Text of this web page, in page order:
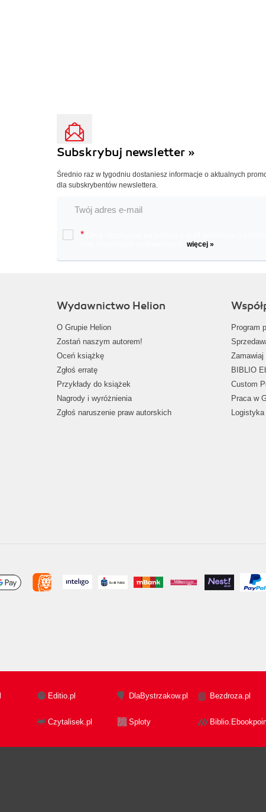
Subskrybuj newsletter »
Średnio raz w tygodniu dostaniesz informacje o aktualnych
dla subskrybentów newslettera.
*
więcej »
Wydawnictwo Helion
O Grupie Helion
Zostań naszym autorem!
Oceń książkę
Zgłoś erratę
Przykłady do książek
Nagrody i wyróżnienia
Zgłoś naruszenie praw autorskich
Program
BIBLIO
Custom
Praca w
Editio.pl DlaBystrzakow.pl Bezdroza.pl
Czytalisek.pl Sploty